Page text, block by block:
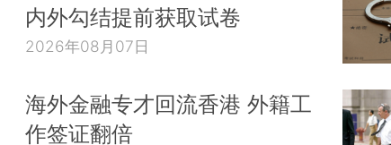
内外勾结提前获取试卷
2026年08月07日
海外金融专才回流香港 外籍工
作签证翻倍